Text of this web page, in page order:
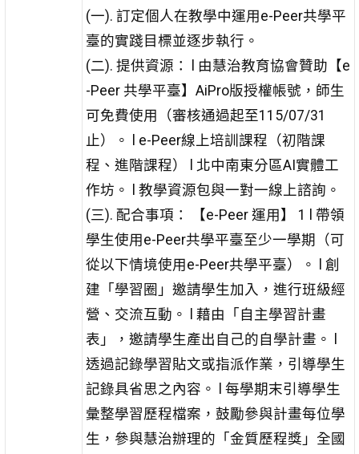
(一). 訂定個人在教學中運用e-Peer共學平
臺的實踐目標並逐步執行。
(二). 提供資源： l 由慧治教育協會贊助【e
-Peer 共學平臺】AiPro版授權帳號，師生
可免費使用（審核通過起至115/07/31
止）。 l e-Peer線上培訓課程（初階課
程、進階課程） l 北中南東分區AI實體工
作坊。 l 教學資源包與一對一線上諮詢。
(三). 配合事項： 【e-Peer 運用】 1 l 帶領
學生使用e-Peer共學平臺至少一學期（可
從以下情境使用e-Peer共學平臺）。 l 創
建「學習圈」邀請學生加入，進行班級經
營、交流互動。 l 藉由「自主學習計畫
表」，邀請學生產出自己的自學計畫。 l
透過記錄學習貼文或指派作業，引導學生
記錄具省思之內容。 l 每學期末引導學生
彙整學習歷程檔案，鼓勵參與計畫每位學
生，參與慧治辦理的「金質歷程獎」全國